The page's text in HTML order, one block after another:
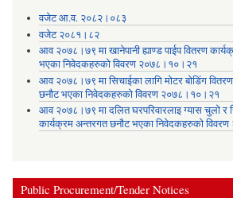
वजेट आ.व. २०८२।०८३
वजेट २०८१।८२
आव २०७८।७९ मा खानेपानी ह्याण्ड पाईप वितरण
भएका निवेदकहरुको विवरण २०७८।१०।२१
आव २०७८।७९ मा सिचाईका लागि मोटर बोडिंग
छनौट भएका निवेदकहरुको विवरण २०७८।१०।२१
आव २०७८।७९ मा दलित घरपरिवारलाइ ग्यास चुलो र
कार्यक्रम अन्तरगत छनौट भएका निवेदकहरुको
Public Procurement/Tender Notices